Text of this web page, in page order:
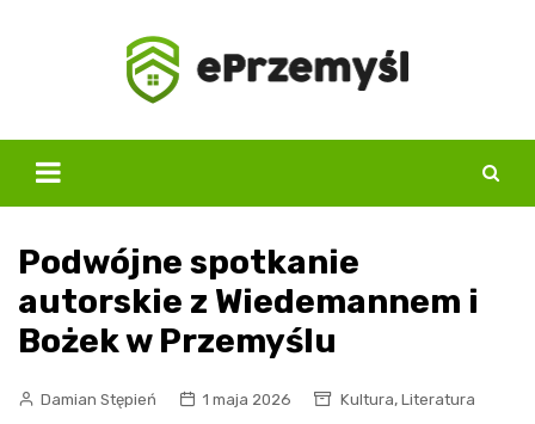
Podwójne spotkanie
autorskie z Wiedemannem i
Bożek w Przemyślu
Damian Stępień 1 maja 2026 Kultura, Literatura